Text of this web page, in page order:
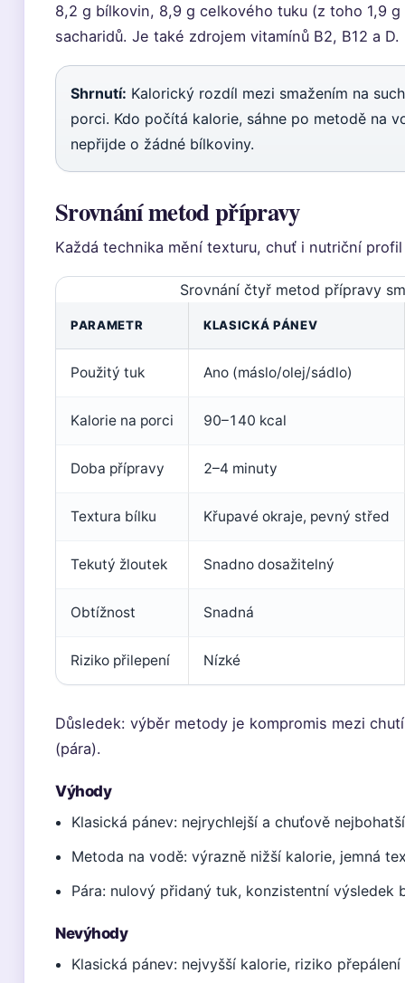
8,2 g bílkovin, 8,9 g celkového tuku (z toho 1,9
sacharidů. Je také zdrojem vitamínů B2, B12 a D.
Shrnutí: Kalorický rozdíl mezi smažením na
porci. Kdo počítá kalorie, sáhne po metodě na
nepřijde o žádné bílkoviny.
Srovnání metod přípravy
Každá technika mění texturu, chuť i nutriční
Srovnání čtyř metod přípravy
PARAMETR KLASICKÁ PÁNEV
Použitý tuk Ano (máslo/olej/sádlo)
Kalorie na porci 90–140 kcal
Doba přípravy 2–4 minuty
Textura bílku Křupavé okraje, pevný střed
Tekutý žloutek Snadno dosažitelný
Obtížnost Snadná
Riziko přilepení Nízké
Důsledek: výběr metody je kompromis mezi
(pára).
Výhody
Klasická pánev: nejrychlejší a chuťově
Metoda na vodě: výrazně nižší kalorie, jemná
Pára: nulový přidaný tuk, konzistentní výsledek
Nevýhody
Klasická pánev: nejvyšší kalorie, riziko přepálení